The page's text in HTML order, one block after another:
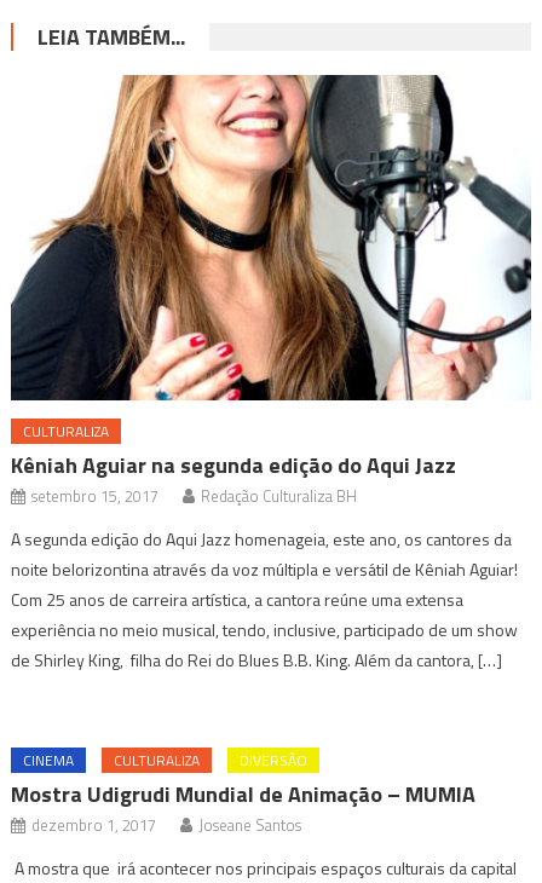
LEIA TAMBÉM...
CULTURALIZA
Kêniah Aguiar na segunda edição do Aqui Jazz
setembro 15, 2017 Redação Culturaliza BH
A segunda edição do Aqui Jazz homenageia, este ano, os cantores da
noite belorizontina através da voz múltipla e versátil de Kêniah Aguiar!
Com 25 anos de carreira artística, a cantora reúne uma extensa
experiência no meio musical, tendo, inclusive, participado de um show
de Shirley King, filha do Rei do Blues B.B. King. Além da cantora, […]
CINEMA CULTURALIZA DIVERSÃO
Mostra Udigrudi Mundial de Animação – MUMIA
dezembro 1, 2017 Joseane Santos
A mostra que irá acontecer nos principais espaços culturais da capital